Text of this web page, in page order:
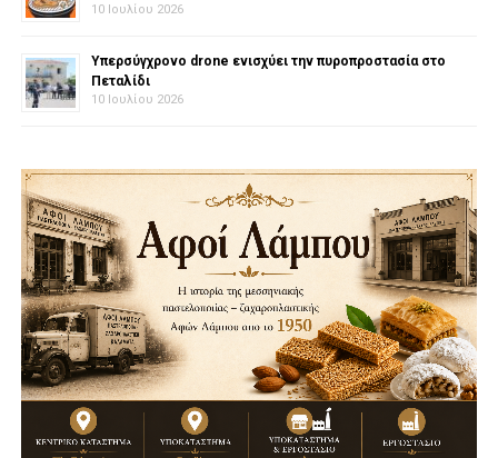
10 Ιουλίου 2026
Υπερσύγχρονο drone ενισχύει την πυροπροστασία στο
Πεταλίδι
10 Ιουλίου 2026